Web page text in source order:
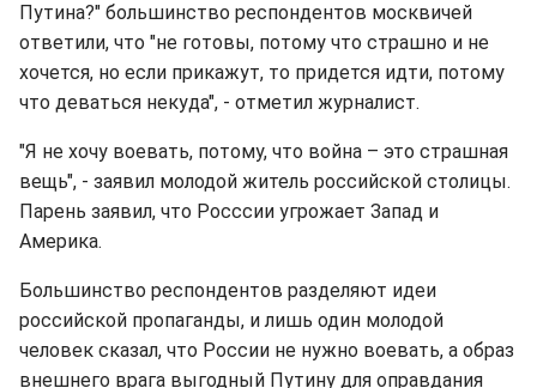
Путина?" большинство респондентов москвичей
ответили, что "не готовы, потому что страшно и не
хочется, но если прикажут, то придется идти, потому
что деваться некуда", - отметил журналист.
"Я не хочу воевать, потому, что война – это страшная
вещь", - заявил молодой житель российской столицы.
Парень заявил, что Росссии угрожает Запад и
Америка.
Большинство респондентов разделяют идеи
российской пропаганды, и лишь один молодой
человек сказал, что России не нужно воевать, а образ
внешнего врага выгодный Путину для оправдания